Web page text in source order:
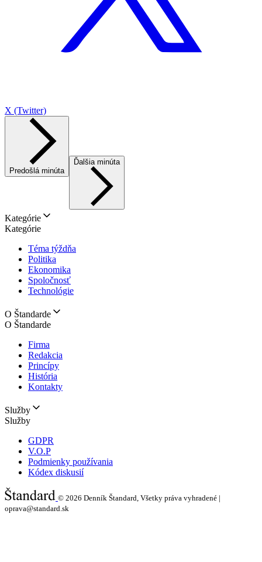
X (Twitter)
Predošlá minúta
Ďalšia minúta
Kategórie
Kategórie
Téma týždňa
Politika
Ekonomika
Spoločnosť
Technológie
O Štandarde
O Štandarde
Firma
Redakcia
Princípy
História
Kontakty
Služby
Služby
GDPR
V.O.P
Podmienky používania
Kódex diskusií
© 2026 Denník Štandard, Všetky práva vyhradené |
oprava@standard.sk